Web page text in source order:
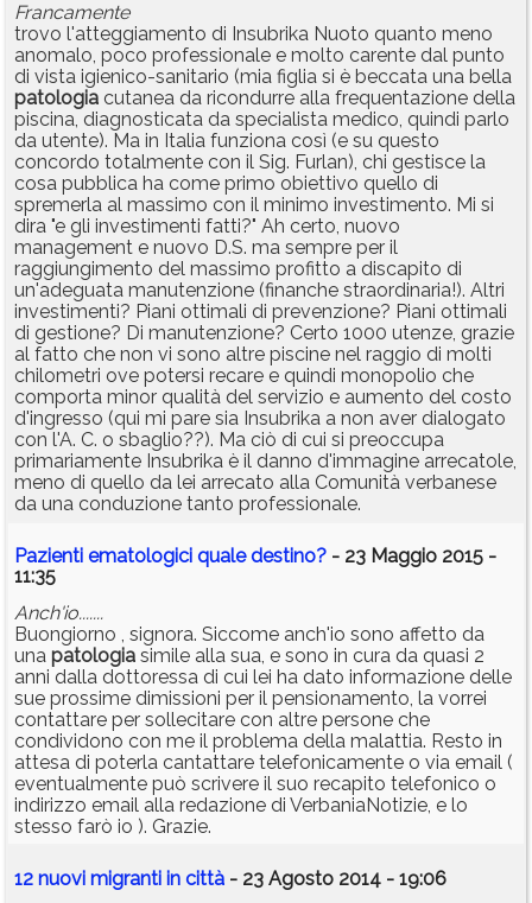
Francamente
trovo l'atteggiamento di Insubrika Nuoto quanto meno
anomalo, poco professionale e molto carente dal punto
di vista igienico-sanitario (mia figlia si è beccata una bella
patologia cutanea da ricondurre alla frequentazione della
piscina, diagnosticata da specialista medico, quindi parlo
da utente). Ma in Italia funziona così (e su questo
concordo totalmente con il Sig. Furlan), chi gestisce la
cosa pubblica ha come primo obiettivo quello di
spremerla al massimo con il minimo investimento. Mi si
dira "e gli investimenti fatti?" Ah certo, nuovo
management e nuovo D.S. ma sempre per il
raggiungimento del massimo profitto a discapito di
un'adeguata manutenzione (finanche straordinaria!). Altri
investimenti? Piani ottimali di prevenzione? Piani ottimali
di gestione? Di manutenzione? Certo 1000 utenze, grazie
al fatto che non vi sono altre piscine nel raggio di molti
chilometri ove potersi recare e quindi monopolio che
comporta minor qualità del servizio e aumento del costo
d'ingresso (qui mi pare sia Insubrika a non aver dialogato
con l'A. C. o sbaglio??). Ma ciò di cui si preoccupa
primariamente Insubrika è il danno d'immagine arrecatole,
meno di quello da lei arrecato alla Comunità verbanese
da una conduzione tanto professionale.
Pazienti ematologici quale destino? - 23 Maggio 2015 -
11:35
Anch'io.......
Buongiorno , signora. Siccome anch'io sono affetto da
una patologia simile alla sua, e sono in cura da quasi 2
anni dalla dottoressa di cui lei ha dato informazione delle
sue prossime dimissioni per il pensionamento, la vorrei
contattare per sollecitare con altre persone che
condividono con me il problema della malattia. Resto in
attesa di poterla cantattare telefonicamente o via email (
eventualmente può scrivere il suo recapito telefonico o
indirizzo email alla redazione di VerbaniaNotizie, e lo
stesso farò io ). Grazie.
12 nuovi migranti in città - 23 Agosto 2014 - 19:06